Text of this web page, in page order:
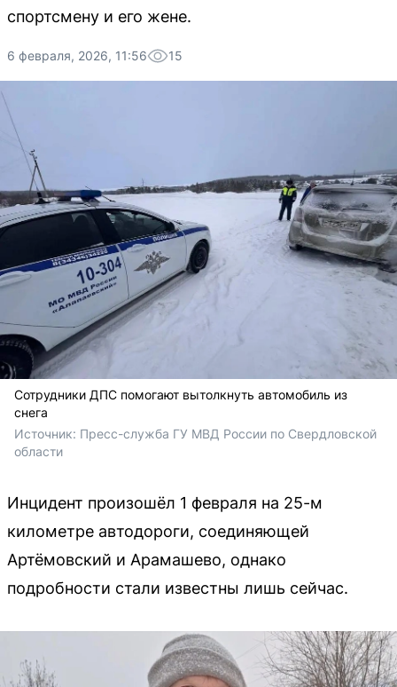
спортсмену и его жене.
6 февраля, 2026, 11:56 15
Сотрудники ДПС помогают вытолкнуть автомобиль из
снега
Источник: Пресс-служба ГУ МВД России по Свердловской
области
Инцидент произошёл 1 февраля на 25-м
километре автодороги, соединяющей
Артёмовский и Арамашево, однако
подробности стали известны лишь сейчас.